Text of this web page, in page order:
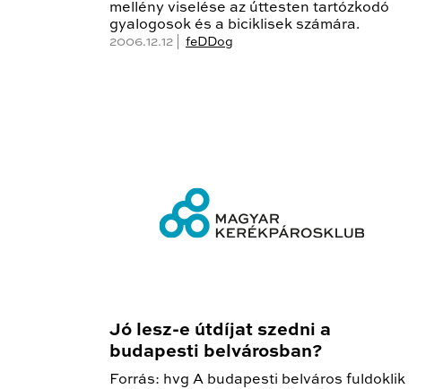
mellény viselése az úttesten tartózkodó
gyalogosok és a biciklisek számára.
2006.12.12 | feDDog
Jó lesz-e útdíjat szedni a
budapesti belvárosban?
Forrás: hvg A budapesti belváros fuldoklik